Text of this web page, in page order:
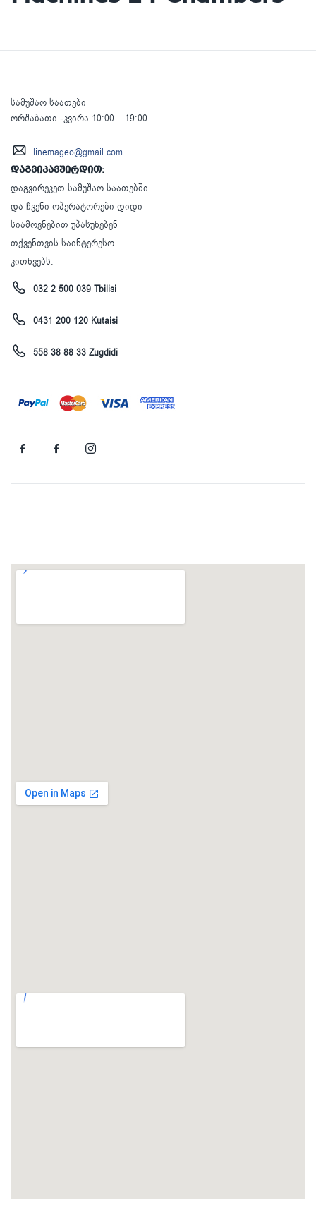
სამუშაო საათები
ორშაბათი -კვირა 10:00 – 19:00
linemageo@gmail.com
დაგვიკავშირდით:
დაგვირეკეთ სამუშაო საათებში
და ჩვენი ოპერატორები დიდი
სიამოვნებით უპასუხებენ
თქვენთვის საინტერესო
კითხვებს.
032 2 500 039 Tbilisi
0431 200 120 Kutaisi
558 38 88 33 Zugdidi